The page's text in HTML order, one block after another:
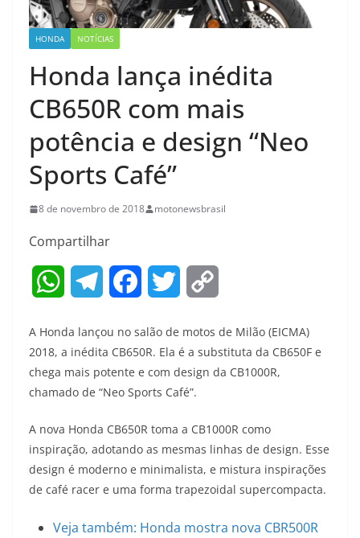
HONDA NOTÍCIAS
Honda lança inédita
CB650R com mais
potência e design “Neo
Sports Café”
8 de novembro de 2018 motonewsbrasil
Compartilhar
W
a
t
p
l
e
r
a
c
e
o
i
t
r
p
y
n
A Honda lançou no salão de motos de Milão (EICMA)
2018, a inédita CB650R. Ela é a substituta da CB650F e
chega mais potente e com design da CB1000R,
chamado de “Neo Sports Café”.
A nova Honda CB650R toma a CB1000R como
inspiração, adotando as mesmas linhas de design. Esse
design é moderno e minimalista, e mistura inspirações
de café racer e uma forma trapezoidal supercompacta.
Veja também: Honda mostra nova CBR500R